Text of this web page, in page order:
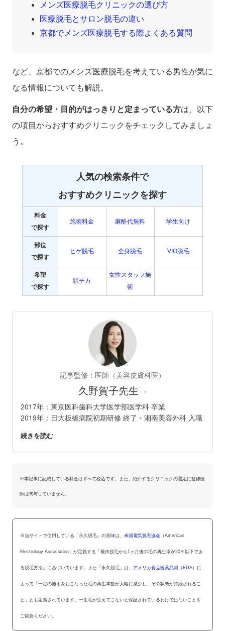
メンズ医療脱毛クリニックの選び方
医療脱毛とサロン脱毛の違い
京都でメンズ医療脱毛する際よくある質問
など、京都でのメンズ医療脱毛を考えている男性が気に
なる情報についても解説。
自分の希望・目的がはっきりと定まっている方は、以下
の項目からおすすめクリニックをチェックしてみましょ
う。
人気の検索条件で
おすすめクリニックを探す
料金
で探す
施術料金 麻酔代無料 学生向け
部位
で探す
ヒゲ脱毛 全身脱毛 VIO脱毛
希望
で探す
駅チカ
女性スタッフ施
術
記事監修：医師（美容皮膚科医）
久野賀子先生 ›
2017年：東京医科歯科大学医学部医学科 卒業
2019年：日大板橋病院初期研修 終了・湘南美容外科 入職
※本記事に記載している料金はすべて税込です。また、紹介するクリニックの選定に監修医
師は関与していません。
※当サイトで使用している「永久脱毛」の意味は、 米国電気脱毛協会（American
Electrology Association）が定義する「最終脱毛から1ヶ月後の毛の再生率が20％以下であ
る脱毛方法」に基づいています。また「永久脱毛」は、 アメリカ食品医薬品局（FDA） に
よって「一定の施術をおこなった毛の再生本数が大幅に減少し、その状態が持続されるこ
と」とも定義されています。一生毛が生えてこないと保証されているわけではないことを
ご留意ください。